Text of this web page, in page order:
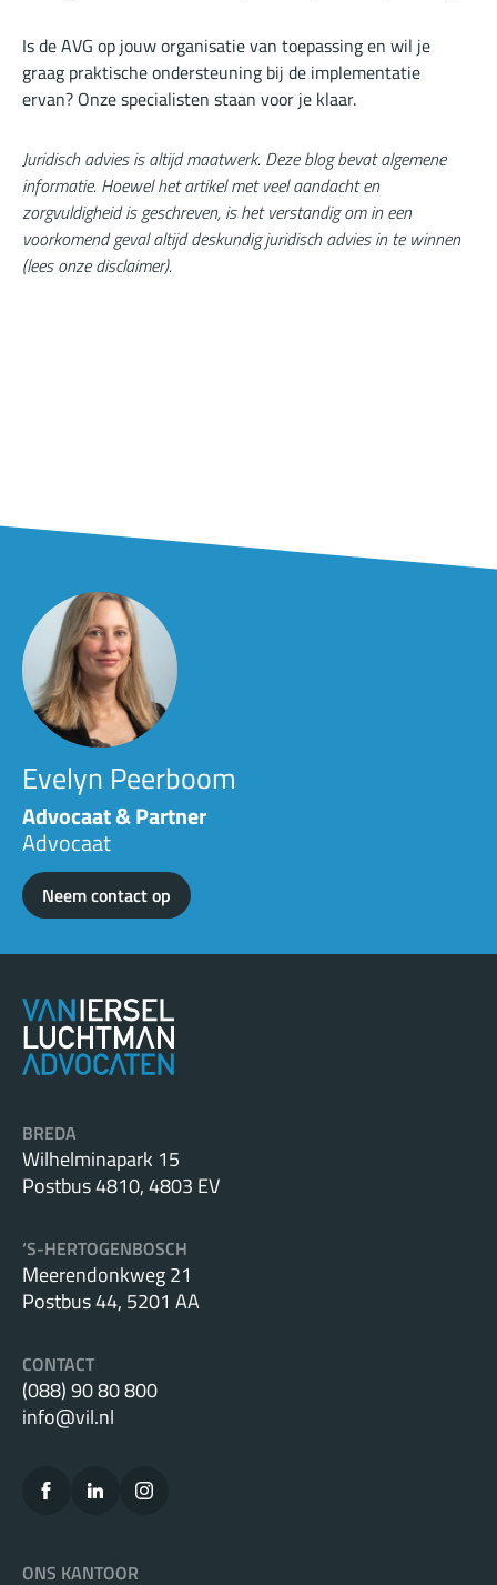
Is de AVG op jouw organisatie van toepassing en wil je
graag praktische ondersteuning bij de implementatie
ervan? Onzespecialisten staan voor je klaar.
Juridisch advies is altijd maatwerk. Deze blog bevat algemene
informatie. Hoewel het artikel met veel aandacht en
zorgvuldigheid is geschreven, is het verstandig om in een
voorkomend geval altijd deskundig juridisch advies in te winnen
(lees onze disclaimer).
Evelyn Peerboom
Advocaat & Partner
Advocaat
Neem contact op
BREDA
Wilhelminapark 15
Postbus 4810, 4803 EV
‘S-HERTOGENBOSCH
Meerendonkweg 21
Postbus 44, 5201 AA
CONTACT
(088) 90 80 800
info@vil.nl
ONS KANTOOR